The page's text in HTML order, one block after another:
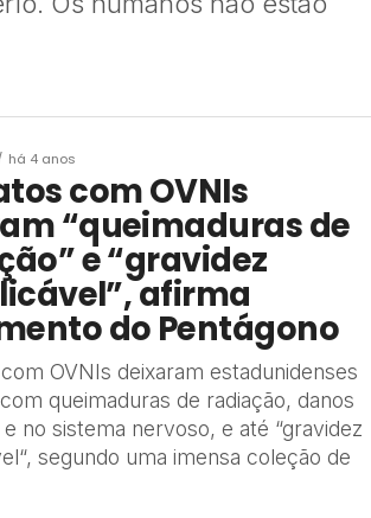
há 4 anos
com OVNIs
“queimaduras de
e “gravidez
afirma
do Pentágono
OVNIs deixaram estadunidenses
queimaduras de radiação, danos
no sistema nervoso, e até “gravidez
segundo uma imensa coleção de